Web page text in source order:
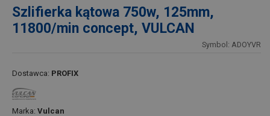
Szlifierka kątowa 750w, 125mm,
11800/min concept, VULCAN
Symbol: ADOYVR
Dostawca: PROFIX
Marka: Vulcan